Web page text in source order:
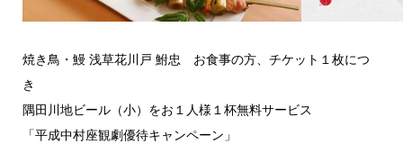
焼き鳥・鰻 浅草花川戸 鮒忠 お食事の方、チケット１枚につ
き
隅田川地ビール（小）をお１人様１杯無料サービス
「平成中村座観劇優待キャンペーン」